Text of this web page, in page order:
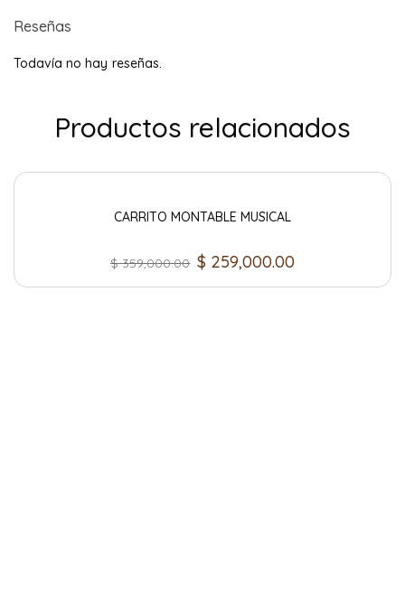
Reseñas
Todavía no hay reseñas.
Productos relacionados
CARRITO MONTABLE MUSICAL
$359,000.00 $ 259,000.00